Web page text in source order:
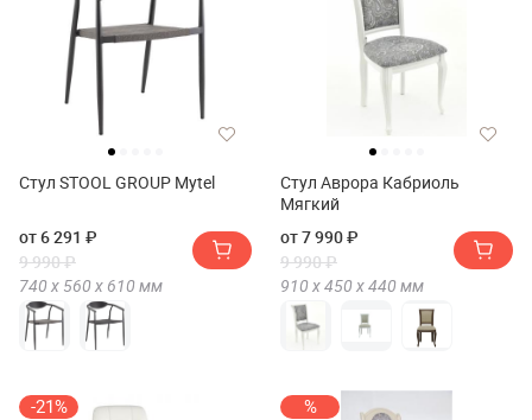
Стул STOOL GROUP Mytel
от 6 291 ₽
9 990 ₽
740 х 560 х 610 мм
Стул Аврора Кабриоль
Мягкий
от 7 990 ₽
9 990 ₽
910 х450 х440 мм
-21% %